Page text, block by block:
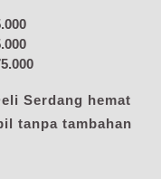
Serdang hemat
tanpa tambahan